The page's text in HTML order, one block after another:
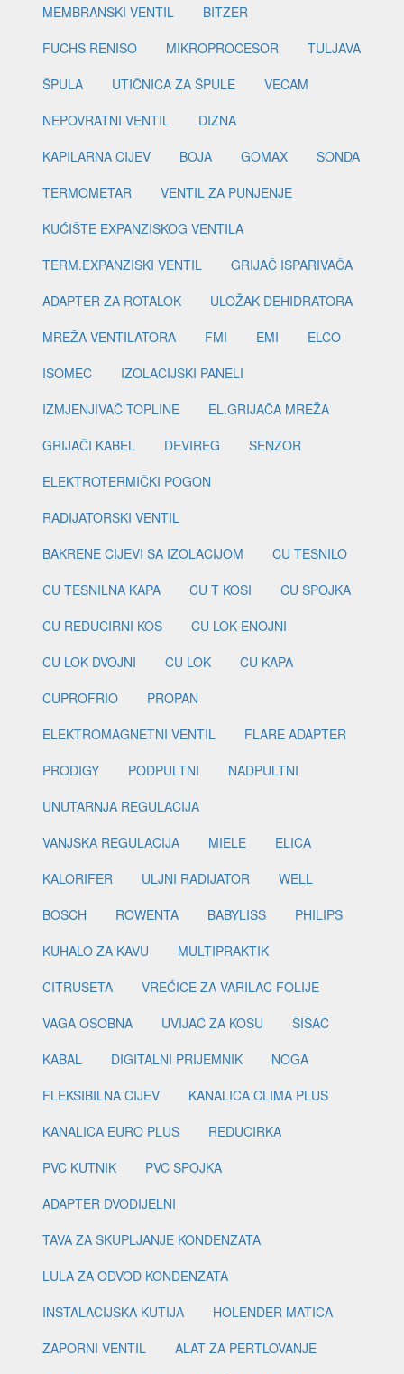
MEMBRANSKI VENTIL
BITZER
FUCHS RENISO
MIKROPROCESOR
TULJAVA
ŠPULA
UTIČNICA ZA ŠPULE
VECAM
NEPOVRATNI VENTIL
DIZNA
KAPILARNA CIJEV
BOJA GOMAX
SONDA
TERMOMETAR
VENTIL ZA PUNJENJE
KUĆIŠTE EXPANZISKOG VENTILA
TERM.EXPANZISKI VENTIL
GRIJAČ ISPARIVAČA
ADAPTER ZA ROTALOK
ULOŽAK DEHIDRATORA
MREŽA VENTILATORA
FMI EMI
ELCO
ISOMEC
IZOLACIJSKI PANELI
IZMJENJIVAČ TOPLINE
EL.GRIJAČA MREŽA
GRIJAČI KABEL
DEVIREG
SENZOR
ELEKTROTERMIČKI POGON
RADIJATORSKI VENTIL
BAKRENE CIJEVI SA IZOLACIJOM
CU TESNILO
CU TESNILNA KAPA
CU T KOSI
CU SPOJKA
CU REDUCIRNI KOS
CU LOK ENOJNI
CU LOK DVOJNI
CU LOK
CU KAPA
CUPROFRIO
PROPAN
ELEKTROMAGNETNI VENTIL
FLARE ADAPTER
PRODIGY
PODPULTNI
NADPULTNI
UNUTARNJA REGULACIJA
VANJSKA REGULACIJA
MIELE
ELICA
KALORIFER
ULJNI RADIJATOR
WELL
BOSCH
ROWENTA BABYLISS
PHILIPS
KUHALO ZA KAVU
MULTIPRAKTIK
CITRUSETA
VREĆICE ZA VARILAC FOLIJE
VAGA OSOBNA
UVIJAČ ZA KOSU
ŠIŠAČ
KABAL
DIGITALNI PRIJEMNIK
NOGA
FLEKSIBILNA CIJEV
KANALICA CLIMA PLUS
KANALICA EURO PLUS
REDUCIRKA
PVC KUTNIK
PVC SPOJKA
ADAPTER DVODIJELNI
TAVA ZA SKUPLJANJE KONDENZATA
LULA ZA ODVOD KONDENZATA
INSTALACIJSKA KUTIJA
HOLENDER MATICA
ZAPORNI VENTIL
ALAT ZA PERTLOVANJE